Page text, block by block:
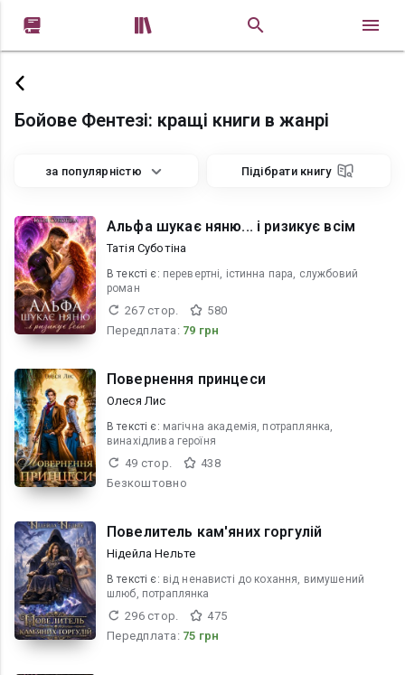
 
Бойове Фентезі: кращі книги в жанрі
за популярністю Підібрати книгу
Альфа шукає няню... і ризикує всім
Татія Суботіна
В текcті є: перевертні, істинна пара, службовий
роман
267 стор.
580
Передплата: 79 грн
Повернення принцеси
Олеся Лис
В текcті є: магічна академія, потраплянка,
винахідлива героїня
49 стор.
438
Безкоштовно
Повелитель кам'яних горгулій
Нідейла Нельте
В текcті є: від ненависті до кохання, вимушений
шлюб, потраплянка
296 стор.
475
Передплата: 75 грн